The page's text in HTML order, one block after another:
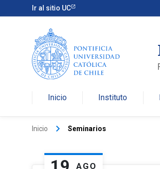
Ir al sitio UC
Inicio Instituto
Inicio keyboard_arrow_right Seminarios
AGO